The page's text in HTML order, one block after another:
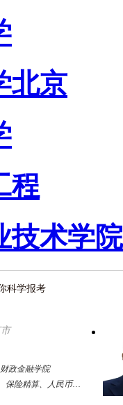
北京
程
技术学院
科学报考
财政金融学院
险精算、人民币国际化